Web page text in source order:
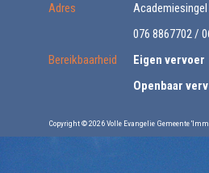
Adres
Academiesingel
076 8867702 /
Bereikbaarheid
Eigen vervoer
Openbaar
Copyright © 2026 Volle Evangelie Gemeente